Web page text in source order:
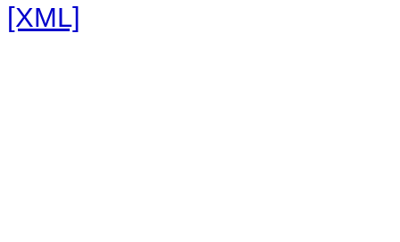
[XML]